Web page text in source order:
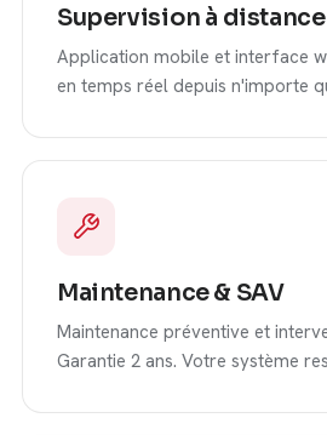
Supervision à distance
Application mobile et interface
en temps réel depuis n'importe
Maintenance & SAV
Maintenance préventive et
Garantie 2 ans. Votre système